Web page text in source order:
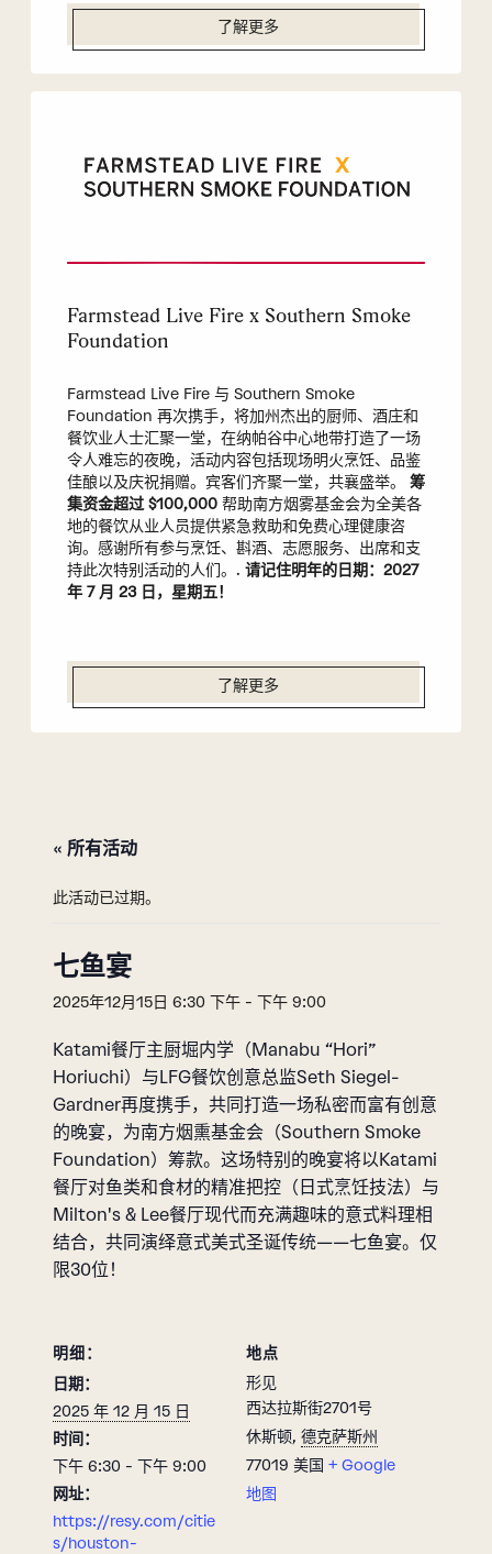
了解更多
Farmstead Live Fire x Southern Smoke
Foundation
Farmstead Live Fire 与 Southern Smoke
Foundation 再次携手，将加州杰出的厨师、酒庄和
餐饮业人士汇聚一堂，在纳帕谷中心地带打造了一场
令人难忘的夜晚，活动内容包括现场明火烹饪、品鉴
佳酿以及庆祝捐赠。宾客们齐聚一堂，共襄盛举。 筹
集资金超过 $100,000帮助南方烟雾基金会为全美各
地的餐饮从业人员提供紧急救助和免费心理健康咨
询。感谢所有参与烹饪、斟酒、志愿服务、出席和支
持此次特别活动的人们。. 请记住明年的日期：2027
年 7 月 23 日，星期五！
了解更多
« 所有活动
此活动已过期。
七鱼宴
2025年12月15日 6:30 下午 - 下午 9:00
Katami餐厅主厨堀内学（Manabu “Hori”
Horiuchi）与LFG餐饮创意总监Seth Siegel-
Gardner再度携手，共同打造一场私密而富有创意
的晚宴，为南方烟熏基金会（Southern Smoke
Foundation）筹款。这场特别的晚宴将以Katami
餐厅对鱼类和食材的精准把控（日式烹饪技法）与
Milton's & Lee餐厅现代而充满趣味的意式料理相
结合，共同演绎意式美式圣诞传统——七鱼宴。仅
限30位！
明细：
日期：
2025 年 12 月 15 日
时间：
下午 6:30 - 下午 9:00
网址：
https://resy.com/citie
s/houston-
地点
形见
西达拉斯街2701号
休斯顿, 德克萨斯州
77019 美国 + Google
地图